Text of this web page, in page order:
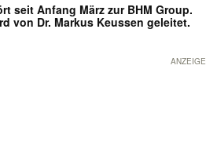
seit Anfang März zur BHM Group.
von Dr. Markus Keussen geleitet.
ANZEIGE